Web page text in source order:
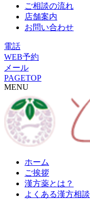
ご相談の流れ
店舗案内
お問い合わせ
電話
WEB予約
メール
PAGETOP
MENU
ホーム
ご挨拶
漢方薬とは？
よくある漢方相談